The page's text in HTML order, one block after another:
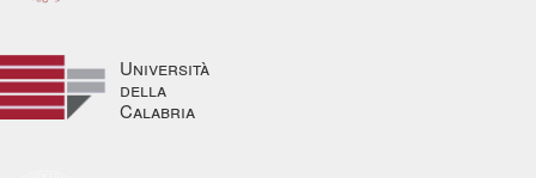
Università
della
Calabria